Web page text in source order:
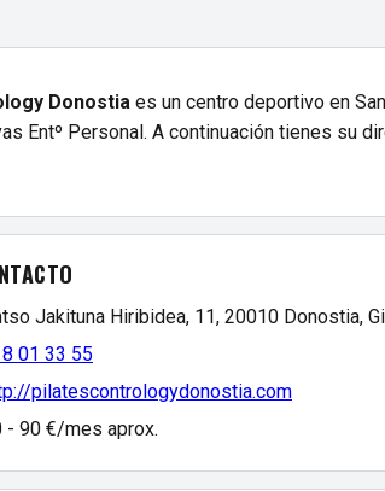
Donostia es un centro deportivo en
Entº Personal. A continuación tienes su
Jakituna Hiribidea, 11, 20010 Donostia,
01 33 55
pilatescontrologydonostia.com
- 90 €/mes aprox.